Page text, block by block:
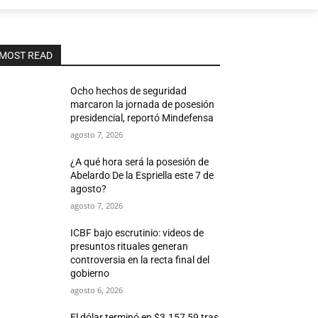
READ
Ocho hechos de seguridad
marcaron la jornada de posesión
presidencial, reportó Mindefensa
agosto 7, 2026
¿A qué hora será la posesión de
Abelardo De la Espriella este 7 de
agosto?
agosto 7, 2026
ICBF bajo escrutinio: videos de
presuntos rituales generan
controversia en la recta final del
gobierno
agosto 6, 2026